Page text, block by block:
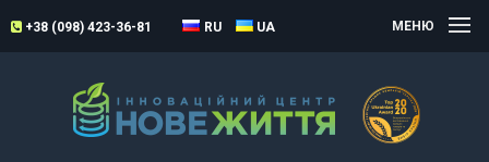
МЕНЮ
+38 (098) 423-36-81 RU UA